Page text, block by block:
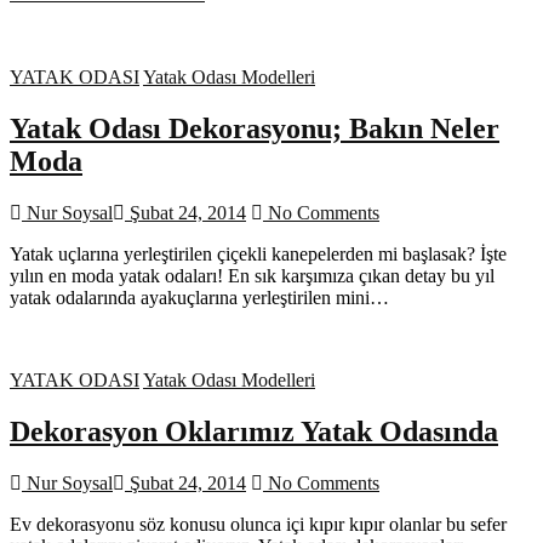
YATAK ODASIYatak Odası Modelleri
Yatak Odası Dekorasyonu; Bakın Neler
Moda
Nur Soysal Şubat 24, 2014
No Comments
Yatak uçlarına yerleştirilen çiçekli kanepelerden mi başlasak? İşte
yılın en moda yatak odaları! En sık karşımıza çıkan detay bu yıl
yatak odalarında ayakuçlarına yerleştirilen mini…
YATAK ODASIYatak Odası Modelleri
Dekorasyon Oklarımız Yatak Odasında
Nur Soysal Şubat 24, 2014
No Comments
Ev dekorasyonu söz konusu olunca içi kıpır kıpır olanlar bu sefer